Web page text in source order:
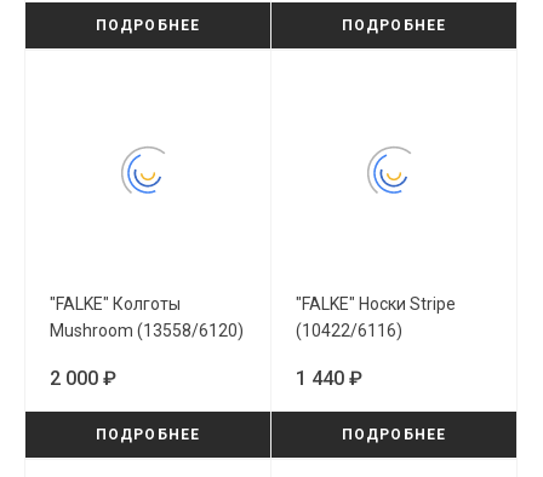
ПОДРОБНЕЕ ПОДРОБНЕЕ
"FALKE" Колготы
Mushroom (13558/6120)
2 000 ₽
ПОДРОБНЕЕ
"FALKE" Носки Stripe
(10422/6116)
1 440 ₽
ПОДРОБНЕЕ